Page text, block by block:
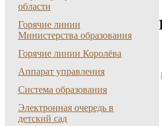
области
Горячие линии
Министерства образования
Горячие линии Королёва
Аппарат управления
Система образования
Электронная очередь в
детский сад